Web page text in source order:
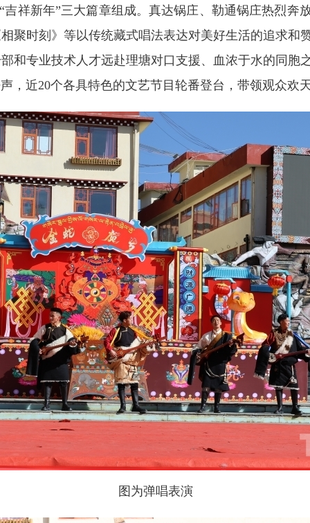
吉祥新年”三大篇章组成。真达锅庄、勒通锅庄热烈奔
聚时刻》等以传统藏式唱法表达对美好生活的追求和
和专业技术人才远赴理塘对口支援、血浓于水的同胞
，近20个各具特色的文艺节目轮番登台，带领观众欢
图为弹唱表演